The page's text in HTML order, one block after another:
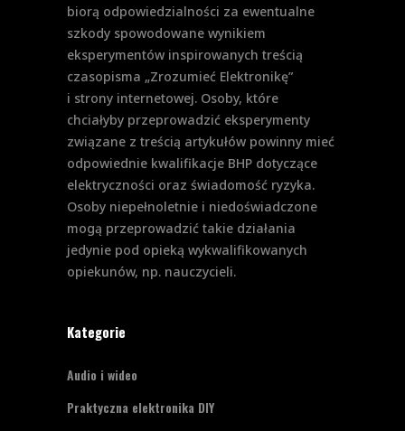
biorą odpowiedzialności za ewentualne
szkody spowodowane wynikiem
eksperymentów inspirowanych treścią
czasopisma „Zrozumieć Elektronikę”
i strony internetowej. Osoby, które
chciałyby przeprowadzić eksperymenty
związane z treścią artykułów powinny mieć
odpowiednie kwalifikacje BHP dotyczące
elektryczności oraz świadomość ryzyka.
Osoby niepełnoletnie i niedoświadczone
mogą przeprowadzić takie działania
jedynie pod opieką wykwalifikowanych
opiekunów, np. nauczycieli.
Kategorie
Audio i wideo
Praktyczna elektronika DIY